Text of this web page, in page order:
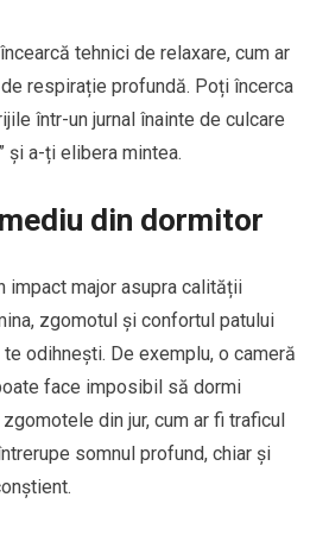
tehnici de relaxare, cum ar
respirație profundă. Poți încerca
într-un jurnal înainte de culcare
și a-ți elibera mintea.
din dormitor
impact major asupra calității
zgomotul și confortul patului
odihnești. De exemplu, o cameră
face imposibil să dormi
din jur, cum ar fi traficul
somnul profund, chiar și